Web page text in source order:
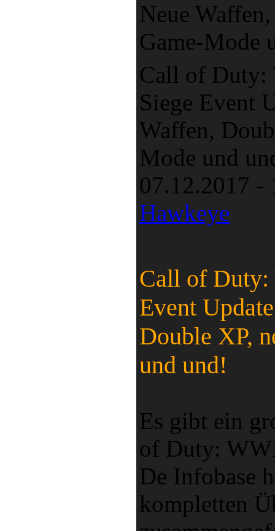
Neue
Game-Mode
Call of
Siege Event
Waffen,
Mode und
07.12.2017
Hawkeye
Call of Duty:
Event
Double XP,
und und!
Es gibt ein
of Duty:
De Infobase
kompletten